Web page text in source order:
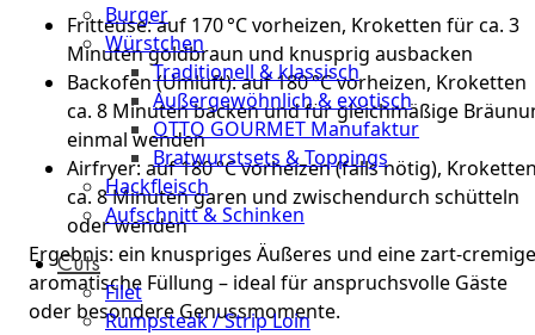
Burger
Würstchen
Traditionell & klassisch
Außergewöhnlich & exotisch
OTTO GOURMET Manufaktur
Bratwurstsets & Toppings
Hackfleisch
Aufschnitt & Schinken
Cuts
Filet
Rumpsteak / Strip Loin
Fritteuse: auf 170 °C vorheizen, Kroketten für ca. 3
Minuten goldbraun und knusprig ausbacken
Backofen (Umluft): auf 180 °C vorheizen, Kroketten
ca. 8 Minuten backen und für gleichmäßige
einmal wenden
Airfryer: auf 180 °C vorheizen (falls nötig),
ca. 8 Minuten garen und zwischendurch schütteln
oder wenden
Ergebnis: ein knuspriges Äußeres und eine zart-
aromatische Füllung – ideal für anspruchsvolle Gäste
oder besondere Genussmomente.